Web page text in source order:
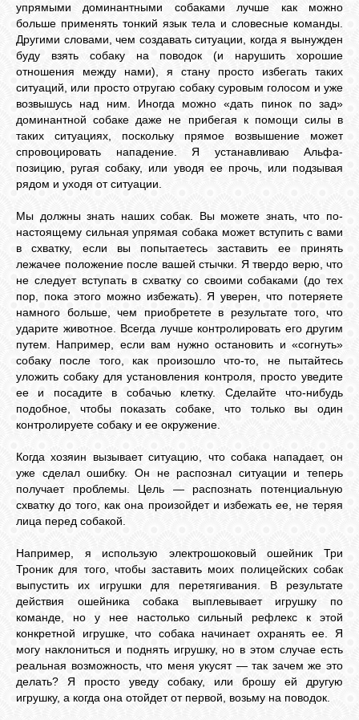
упрямыми доминантными собаками лучше как можно
больше применять тонкий язык тела и словесные команды.
Другими словами, чем создавать ситуации, когда я вынужден
буду взять собаку на поводок (и нарушить хорошие
отношения между нами), я стану просто избегать таких
ситуаций, или просто отругаю собаку суровым голосом и уже
возвышусь над ним. Иногда можно «дать пинок по зад»
доминантной собаке даже не прибегая к помощи силы в
таких ситуациях, поскольку прямое возвышение может
спровоцировать нападение. Я устанавливаю Альфа-
позицию, ругая собаку, или уводя ее прочь, или подзывая
рядом и уходя от ситуации.
Мы должны знать наших собак. Вы можете знать, что по-
настоящему сильная упрямая собака может вступить с вами
в схватку, если вы попытаетесь заставить ее принять
лежачее положение после вашей стычки. Я твердо верю, что
не следует вступать в схватку со своими собаками (до тех
пор, пока этого можно избежать). Я уверен, что потеряете
намного больше, чем приобретете в результате того, что
ударите животное. Всегда лучше контролировать его другим
путем. Например, если вам нужно остановить и «согнуть»
собаку после того, как произошло что-то, не пытайтесь
уложить собаку для установления контроля, просто уведите
ее и посадите в собачью клетку. Сделайте что-нибудь
подобное, чтобы показать собаке, что только вы один
контролируете собаку и ее окружение.
Когда хозяин вызывает ситуацию, что собака нападает, он
уже сделал ошибку. Он не распознал ситуации и теперь
получает проблемы. Цель — распознать потенциальную
схватку до того, как она произойдет и избежать ее, не теряя
лица перед собакой.
Например, я использую электрошоковый ошейник Три
Троник для того, чтобы заставить моих полицейских собак
выпустить их игрушки для перетягивания. В результате
действия ошейника собака выплевывает игрушку по
команде, но у нее настолько сильный рефлекс к этой
конкретной игрушке, что собака начинает охранять ее. Я
могу наклониться и поднять игрушку, но в этом случае есть
реальная возможность, что меня укусят — так зачем же это
делать? Я просто уведу собаку, или брошу ей другую
игрушку, а когда она отойдет от первой, возьму на поводок.